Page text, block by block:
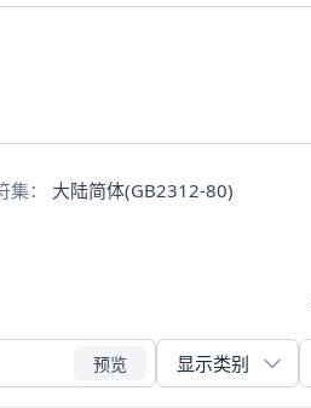
集： 大陆简体(GB2312-80)
预览